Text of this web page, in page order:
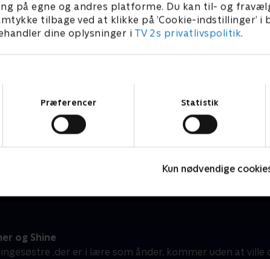
på egne og andres platforme. Du kan til- og
tilbage ved at klikke på ’Cookie-indstillinger’ i
dine oplysninger i TV 2s privatlivspolitik.
Præferencer Statistik
Kun nødvendige
og Shine
,der er i lære som ånder, kommer uden at